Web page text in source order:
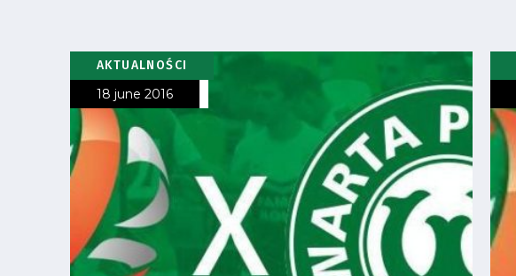
Club
Table
schedule
Tickets
AKTUALNOŚCI
18 june 2016